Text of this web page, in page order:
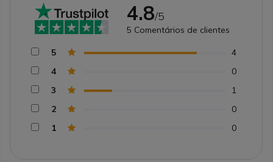
4.8/5
5 Comentários de clientes
5
4
4
0
3
1
2
0
1
0